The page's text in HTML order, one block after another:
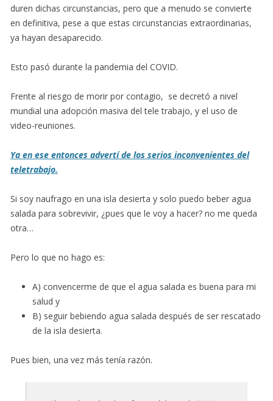
duren dichas circunstancias, pero que a menudo se convierte
en definitiva, pese a que estas circunstancias extraordinarias,
ya hayan desaparecido.
Esto pasó durante la pandemia del COVID.
Frente al riesgo de morir por contagio, se decretó a nivel
mundial una adopción masiva del tele trabajo, y el uso de
video-reuniones.
Ya en ese entonces advertí de los serios inconvenientes del
teletrabajo.
Si soy naufrago en una isla desierta y solo puedo beber agua
salada para sobrevivir, ¿pues que le voy a hacer? no me queda
otra…
Pero lo que no hago es:
A) convencerme de que el agua salada es buena para mi
salud y
B) seguir bebiendo agua salada después de ser rescatado
de la isla desierta.
Pues bien, una vez más tenía razón.